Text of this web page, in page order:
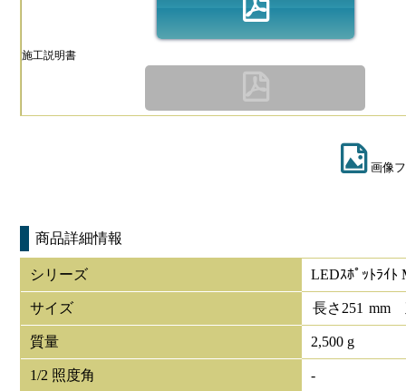
施工説明書
画像
商品詳細情報
シリーズ LEDｽﾎﾟｯﾄﾗｲ
サイズ 長さ 251 mm
質量 2,500 g
1/2 照度角 -